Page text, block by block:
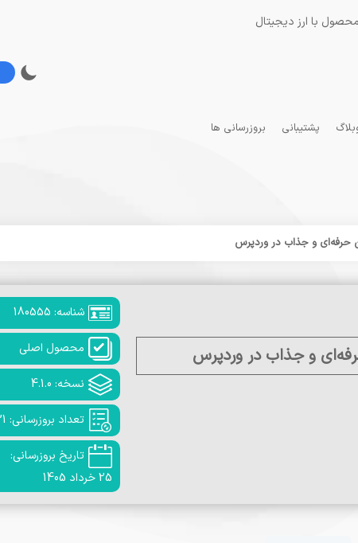
با ارز دیجیتال
پشتیبانی بروزرسانی ها
شناسه: 180555
محصول اصلی
نسخه: 4.1.0
تعداد بروزرسانی: 21
تاریخ بروزرسانی:
25 خرداد 1405